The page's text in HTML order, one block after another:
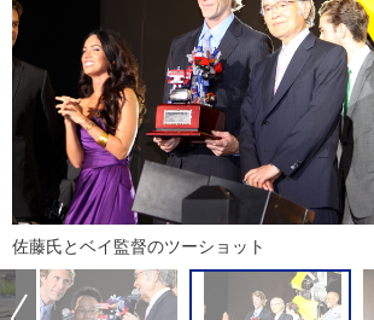
佐藤氏とベイ監督のツーショット